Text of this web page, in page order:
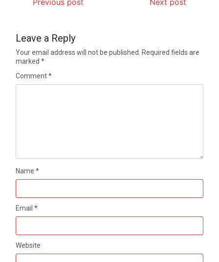
Leave a Reply
Your email address will not be published.
Required fields are
marked*
Comment*
Name*
Email*
Website